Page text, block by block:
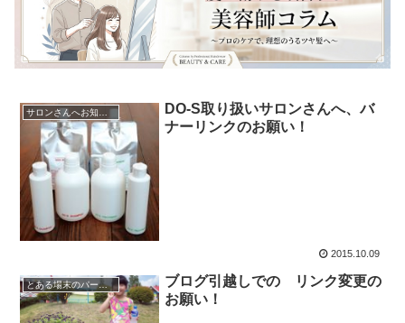
サロンさんへお知らせ
DO-S取り扱いサロンさんへ、バ
ナーリンクのお願い！
2015.10.09
とある場末のパーマ屋
ブログ引越しでの リンク変更の
お願い！